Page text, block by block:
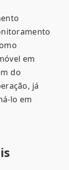
em
do
já
lo em